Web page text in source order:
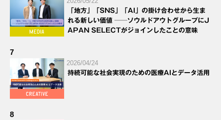
「地方」「SNS」「AI」の掛け合わせから生ま
れる新しい価値 ──ソウルドアウトグループにJ
APAN SELECTがジョインしたことの意味
7
2026/04/24
持続可能な社会実現のための医療AIとデータ活用
8